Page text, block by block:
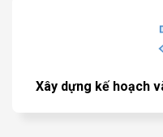
Xây dựng kế hoạch